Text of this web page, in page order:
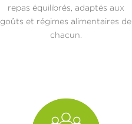
repas équilibrés, adaptés aux
goûts et régimes alimentaires de
chacun.